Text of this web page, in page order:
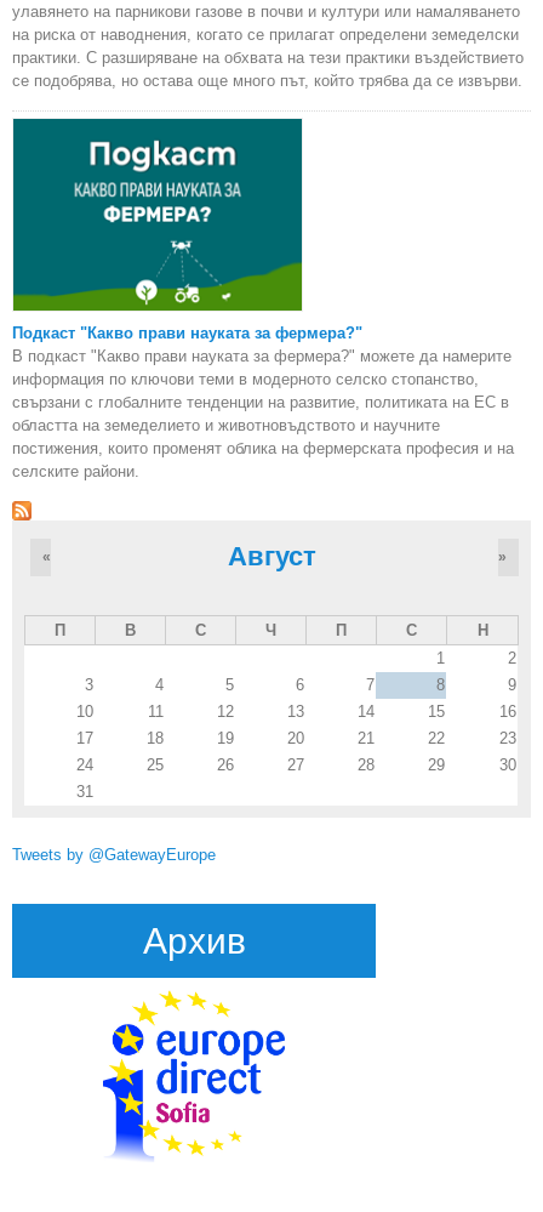
улавянето на парникови газове в почви и култури или намаляването
на риска от наводнения, когато се прилагат определени земеделски
практики. С разширяване на обхвата на тези практики въздействието
се подобрява, но остава още много път, който трябва да се извърви.
Подкаст "Какво прави науката за фермера?"
В подкаст "Какво прави науката за фермера?" можете да намерите
информация по ключови теми в модерното селско стопанство,
свързани с глобалните тенденции на развитие, политиката на ЕС в
областта на земеделието и животновъдството и научните
постижения, които променят облика на фермерската професия и на
селските райони.
Август
« »
П В С Ч П С
Н
1
2
3
4 5 6 7 8
9
10
11 12 13 14 15
16
17
18 19 20 21 22
23
24
25 26 27 28 29
30
31
Tweets by @GatewayEurope
Архив